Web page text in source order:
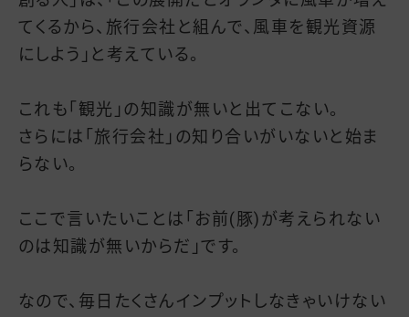
てくるから、旅行会社と組んで、風車を観光資源
にしよう」と考えている。
これも「観光」の知識が無いと出てこない。
さらには「旅行会社」の知り合いがいないと始ま
らない。
ここで言いたいことは「お前(豚)が考えられない
のは知識が無いからだ」です。
なので、毎日たくさんインプットしなきゃいけない